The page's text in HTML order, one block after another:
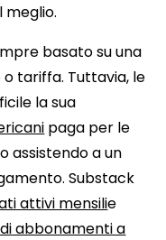
basato su una
tariffa. Tuttavia, le
la sua
paga per le
assistendo a un
Substack
attivi mensilie
abbonamenti a